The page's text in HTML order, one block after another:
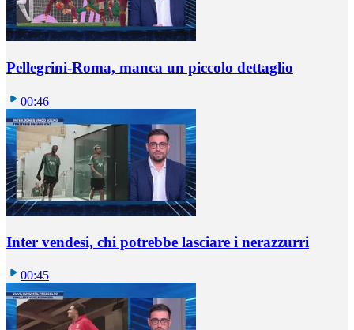
Pellegrini-Roma, manca un piccolo dettaglio
00:46
Inter vendesi, chi potrebbe lasciare i nerazzurri
00:45